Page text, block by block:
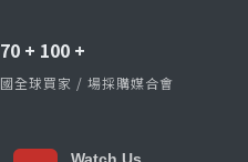
70 + 100 +
國全球買家 / 場採購媒合會